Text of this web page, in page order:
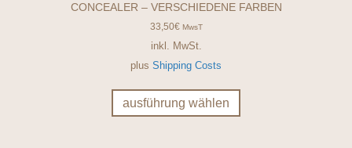
CONCEALER – VERSCHIEDENE FARBEN
33,50€ MwsT
inkl. MwSt.
plus Shipping Costs
ausführung wählen
weist